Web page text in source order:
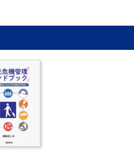
［臺 純子］
［羽生冬佳］
ンダー ［豊田三佳］
ク・安全 ［髙松正人］
問地 ［橋本俊哉］
［鈴木涼太郎］
［宍戸 学］
施策 ［編集：古賀 学］